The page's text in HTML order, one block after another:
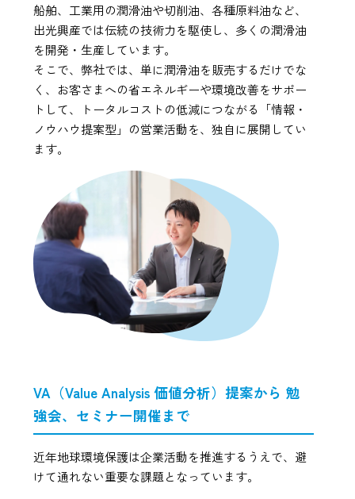
船舶、工業用の潤滑油や切削油、各種原料油など、
出光興産では伝統の技術力を駆使し、多くの潤滑油
を開発・生産しています。
そこで、弊社では、単に潤滑油を販売するだけでな
く、お客さまへの省エネルギーや環境改善をサポー
トして、トータルコストの低減につながる「情報・
ノウハウ提案型」の営業活動を、独自に展開してい
ます。
VA（Value Analysis 価値分析）提案から 勉
強会、セミナー開催まで
近年地球環境保護は企業活動を推進するうえで、避
けて通れない重要な課題となっています。